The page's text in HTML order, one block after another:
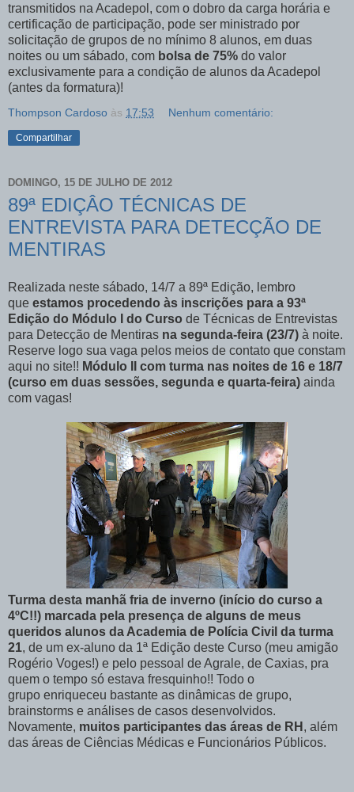
transmitidos na Acadepol, com o dobro da carga horária e
certificação de participação, pode ser ministrado por
solicitação de grupos de no mínimo 8 alunos, em duas
noites ou um sábado, com bolsa de 75% do valor
exclusivamente para a condição de alunos da Acadepol
(antes da formatura)!
Thompson Cardoso às 17:53 Nenhum comentário:
Compartilhar
DOMINGO, 15 DE JULHO DE 2012
89ª EDIÇÂO TÉCNICAS DE
ENTREVISTA PARA DETECÇÃO DE
MENTIRAS
Realizada neste sábado, 14/7 a 89ª Edição, lembro
que estamos procedendo às inscrições para a 93ª
Edição do Módulo I do Curso de Técnicas de Entrevistas
para Detecção de Mentiras na segunda-feira (23/7) à noite.
Reserve logo sua vaga pelos meios de contato que constam
aqui no site!! Módulo II com turma nas noites de 16 e 18/7
(curso em duas sessões, segunda e quarta-feira) ainda
com vagas!
Turma desta manhã fria de inverno (início do curso a
4ºC!!) marcada pela presença de alguns de meus
queridos alunos da Academia de Polícia Civil da turma
21, de um ex-aluno da 1ª Edição deste Curso (meu amigão
Rogério Voges!) e pelo pessoal de Agrale, de Caxias, pra
quem o tempo só estava fresquinho!! Todo o
grupo enriqueceu bastante as dinâmicas de grupo,
brainstorms e análises de casos desenvolvidos.
Novamente, muitos participantes das áreas de RH , além
das áreas de Ciências Médicas e Funcionários Públicos.